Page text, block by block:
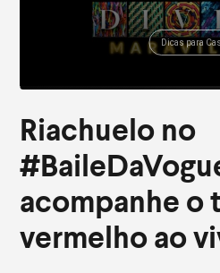
Dicas para
Riachuelo no
acompanhe o
vermelho ao